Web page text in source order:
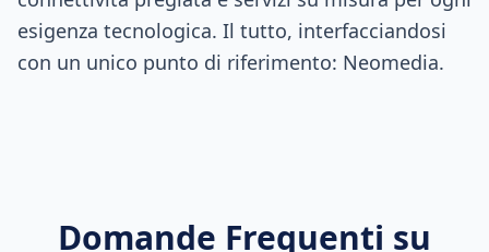
esigenza tecnologica. Il tutto, interfacciandosi
con un unico punto di riferimento: Neomedia.
Domande Frequenti su